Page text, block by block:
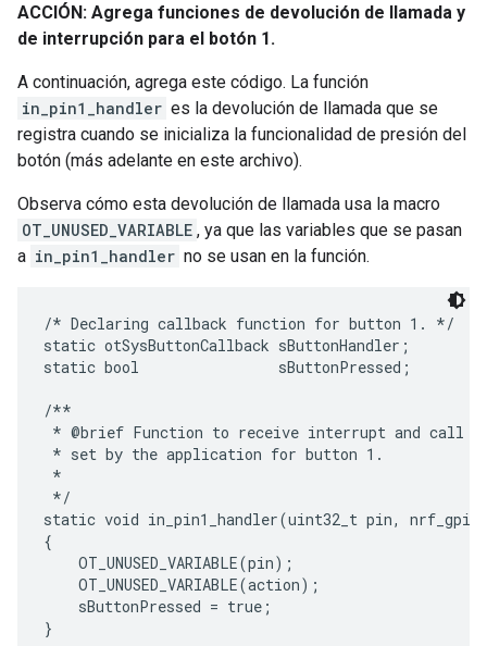
ACCIÓN: Agrega funciones de devolución de llamada y
de interrupción para el botón 1.
A continuación, agrega este código. La función
in_pin1_handler es la devolución de llamada que se
registra cuando se inicializa la funcionalidad de presión del
botón (más adelante en este archivo).
Observa cómo esta devolución de llamada usa la macro
OT_UNUSED_VARIABLE , ya que las variables que se pasan
a in_pin1_handler no se usan en la función.
/* Declaring callback function for button 1. */
static otSysButtonCallback sButtonHandler;
static bool                sButtonPressed;
/**
* @brief Function to receive interrupt and call
* set by the application for button 1.
*
*/
static void in_pin1_handler(uint32_t pin,
{
    OT_UNUSED_VARIABLE(pin);
    OT_UNUSED_VARIABLE(action);
    sButtonPressed = true;